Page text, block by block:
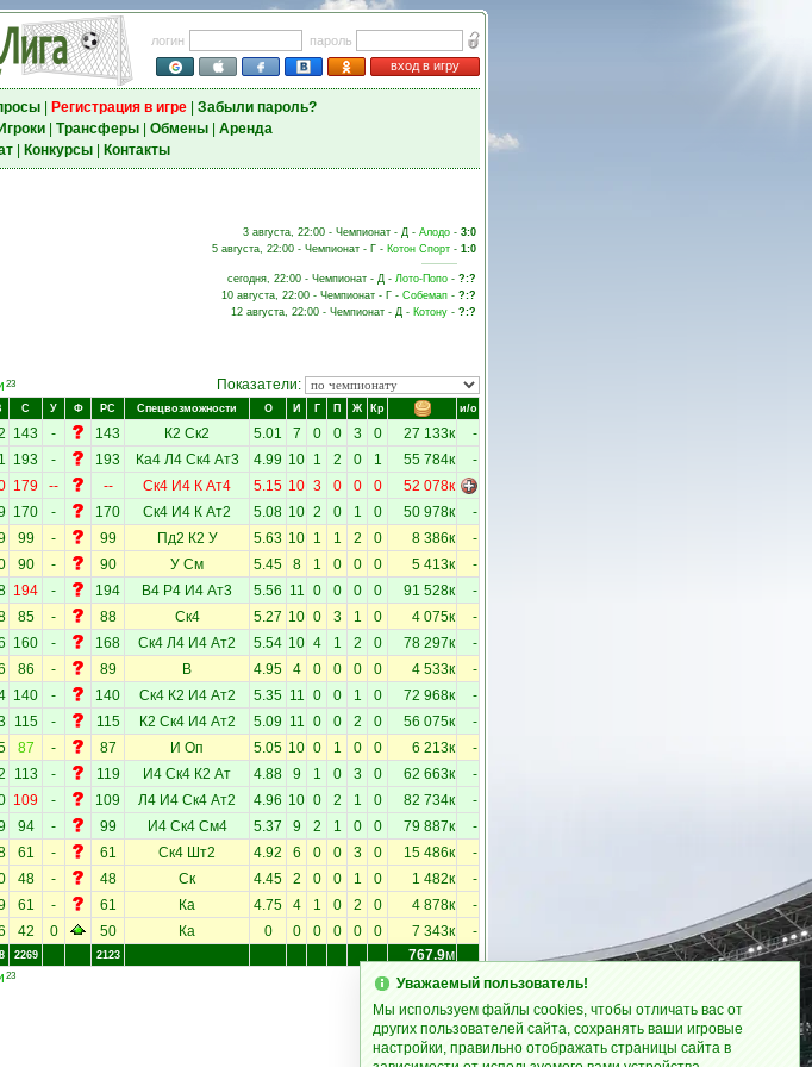
логин
пароль
вход в игру
| Регистрация в игре| Забыли пароль?
Игроки| Трансферы| Обмены| Аренда
| Конкурсы| Контакты
3 августа, 22:00 - Чемпионат - Д - Алодо - 3:0
5 августа, 22:00 - Чемпионат - Г - Котон Спорт - 1:0
сегодня, 22:00 - Чемпионат - Д - Лото-Попо - ?:?
10 августа, 22:00 - Чемпионат - Г - Собемап - ?:?
12 августа, 22:00 - Чемпионат - Д - Котону - ?:?
23 Показатели:
С У Ф РС Спецвозможности О И Г П Ж Кр и/о
143 - 143 К2 Ск2 5.01 7 0 0 3 0 27 133к -
193 - 193 Ка4 Л4 Ск4 Ат3 4.99 10 1 2 0 1 55 784к -
179 -- -- Ск4 И4 К Ат4 5.15 10 3 0 0 0 52 078к
170 - 170 Ск4 И4 К Ат2 5.08 10 2 0 1 0 50 978к -
99 - 99 Пд2 К2 У 5.63 10 1 1 2 0 8 386к -
90 - 90 У См 5.45 8 1 0 0 0 5 413к -
194 - 194 В4 Р4 И4 Ат3 5.56 11 0 0 0 0 91 528к -
85 - 88 Ск4 5.27 10 0 3 1 0 4 075к -
160 - 168 Ск4 Л4 И4 Ат2 5.54 10 4 1 2 0 78 297к -
86 - 89 В 4.95 4 0 0 0 0 4 533к -
140 - 140 Ск4 К2 И4 Ат2 5.35 11 0 0 1 0 72 968к -
115 - 115 К2 Ск4 И4 Ат2 5.09 11 0 0 2 0 56 075к -
87 - 87 И Оп 5.05 10 0 1 0 0 6 213к -
113 - 119 И4 Ск4 К2 Ат 4.88 9 1 0 3 0 62 663к -
109 - 109 Л4 И4 Ск4 Ат2 4.96 10 0 2 1 0 82 734к -
94 - 99 И4 Ск4 См4 5.37 9 2 1 0 0 79 887к -
61 - 61 Ск4 Шт2 4.92 6 0 0 3 0 15 486к -
48 - 48 Ск 4.45 2 0 0 1 0 1 482к -
61 - 61 Ка 4.75 4 1 0 2 0 4 878к -
42 0 50 Ка 0 0 0 0 0 0 7 343к -
2269 2123 767.9м
23
Уважаемый пользователь!
Мы используем файлы cookies, чтобы отличать вас от
других пользователей сайта, сохранять ваши игровые
настройки, правильно отображать страницы сайта в